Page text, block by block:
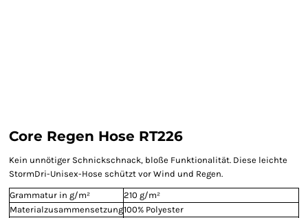
Core Regen Hose RT226
Kein unnötiger Schnickschnack, bloße Funktionalität. Diese leichte
StormDri-Unisex-Hose schützt vor Wind und Regen.
Grammatur in g/m²
210 g/m²
Materialzusammensetzung100% Polyester